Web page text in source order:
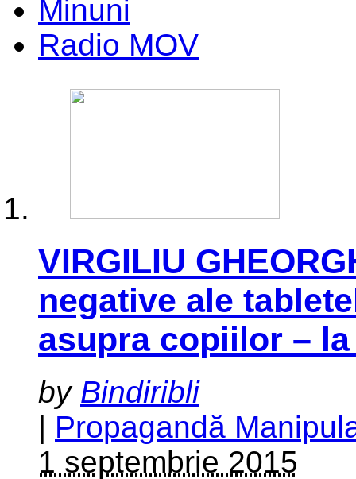
Minuni
Radio MOV
VIRGILIU
negative ale
asupra copiilor – la
by Bindiribli
| Propagandă
1 septembrie 2015